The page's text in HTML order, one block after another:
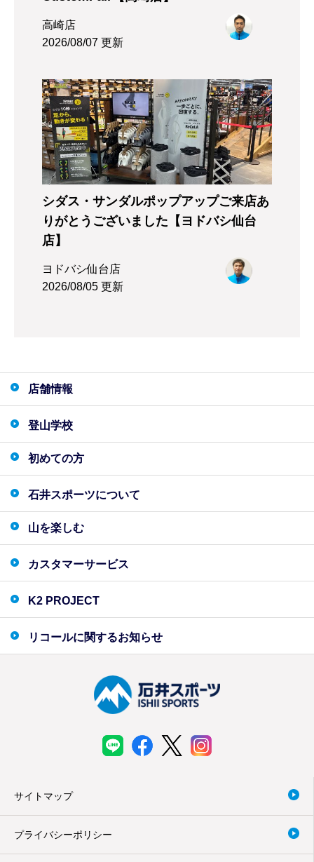
高崎店
2026/08/07 更新
シダス・サンダルポップアップご来店あ
りがとうございました【ヨドバシ仙台
店】
ヨドバシ仙台店
2026/08/05 更新
店舗情報
登山学校
初めての方
石井スポーツについて
山を楽しむ
カスタマーサービス
K2 PROJECT
リコールに関するお知らせ
サイトマップ
プライバシーポリシー